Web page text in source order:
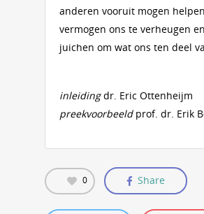
anderen vooruit mogen
vermogen ons te verheugen
juichen om wat ons ten deel
inleidingdr. Eric Ottenheijm
preekvoorbeeldprof. dr. Erik
0 Share